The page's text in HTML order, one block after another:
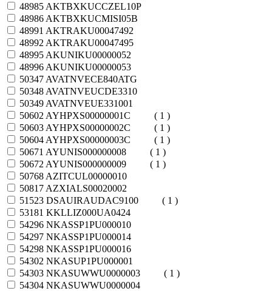
48985 AKTBXKUCCZEL10P
48986 AKTBXKUCMISI05B
48991 AKTRAKU00047492
48992 AKTRAKU00047495
48995 AKUNIKU00000052
48996 AKUNIKU00000053
50347 AVATNVECE840ATG
50348 AVATNVEUCDE3310
50349 AVATNVEUE331001
50602 AYHPXS00000001C
( 1 )
50603 AYHPXS00000002C
( 1 )
50604 AYHPXS00000003C
( 1 )
50671 AYUNIS000000008
( 1 )
50672 AYUNIS000000009
( 1 )
50768 AZITCUL00000010
50817 AZXIALS00020002
51523 DSAUIRAUDAC9100
( 1 )
53181 KKLLIZ000UA0424
54296 NKASSP1PU000010
54297 NKASSP1PU000014
54298 NKASSP1PU000016
54302 NKASUP1PU000001
54303 NKASUWWU0000003
( 1 )
54304 NKASUWWU0000004